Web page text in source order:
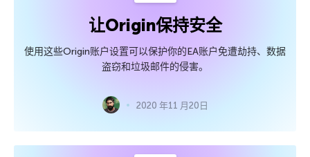
让Origin保持安全
使用这些Origin账户设置可以保护你的EA账户免遭劫持、数据
盗窃和垃圾邮件的侵害。
2020 年11 月20日